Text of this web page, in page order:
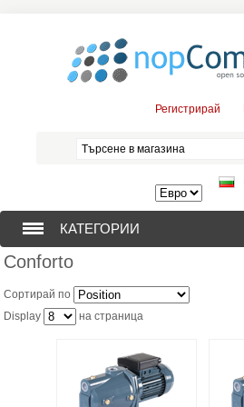
Регистрирай
КАТЕГОРИИ
СОНДАЖНИ ПОМПИ (376)
ПОТОПЯЕМИ ДВИГАТЕЛИ (57)
СОЛАРНИ ПОМПИ (0)
Conforto
Сортирай по
Display
на страница